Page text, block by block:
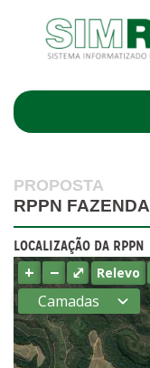
PROPOSTA
RPPN
LOCALIZAÇÃO DA RPPN
+ − ⤢ Relevo
Camadas
Estados
Municípios